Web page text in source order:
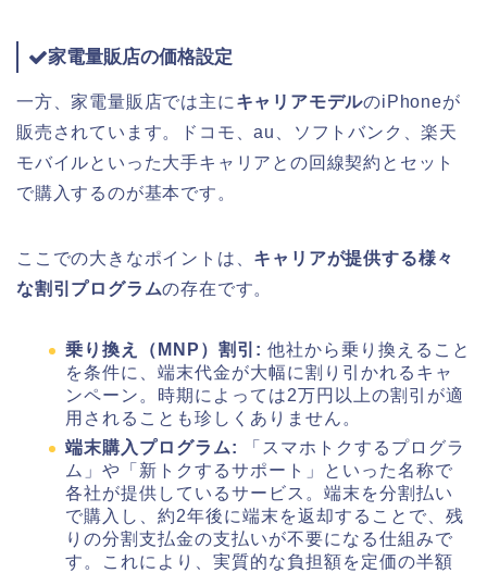
家電量販店の価格設定
一方、家電量販店では主に キャリアモデルのiPhoneが
販売されています。ドコモ、au、ソフトバンク、楽天
モバイルといった大手キャリアとの回線契約とセット
で購入するのが基本です。
ここでの大きなポイントは、 キャリアが提供する様々
な割引プログラムの存在です。
乗り換え（MNP）割引: 他社から乗り換えること
を条件に、端末代金が大幅に割り引かれるキャ
ンペーン。時期によっては2万円以上の割引が適
用されることも珍しくありません。
端末購入プログラム:
「スマホトクするプログラ
ム」や「新トクするサポート」といった名称で
各社が提供しているサービス。端末を分割払い
で購入し、約2年後に端末を返却することで、残
りの分割支払金の支払いが不要になる仕組みで
す。これにより、実質的な負担額を定価の半額